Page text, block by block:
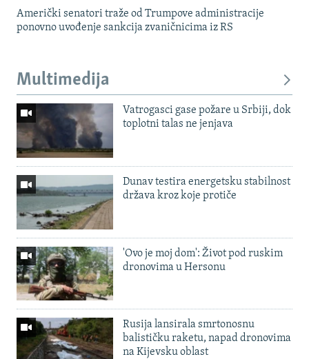
Američki senatori traže od Trumpove administracije
ponovno uvođenje sankcija zvaničnicima iz RS
Multimedija
Vatrogasci gase požare u Srbiji, dok
toplotni talas ne jenjava
Dunav testira energetsku stabilnost
država kroz koje protiče
'Ovo je moj dom': Život pod ruskim
dronovima u Hersonu
Rusija lansirala smrtonosnu
balističku raketu, napad dronovima
na Kijevsku oblast